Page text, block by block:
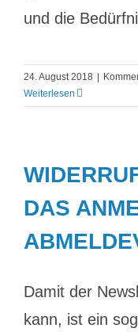
und die
24. August 2018
Weiterlesen
DAS
Damit der
kann, ist ein